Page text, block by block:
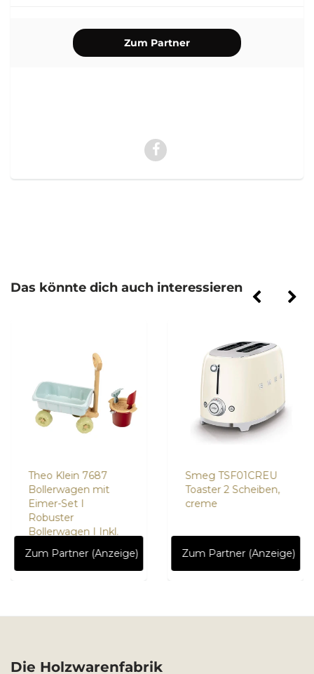
Zum Partner
Das könnte dich auch interessieren
Theo Klein 7687
Bollerwagen mit
Eimer-Set I
Robuster
Bollerwagen I Inkl.
Spielsachen
Zum Partner (Anzeige)
Smeg TSF01CREU
Toaster 2 Scheiben,
creme
Zum Partner (Anzeige)
Die Holzwarenfabrik